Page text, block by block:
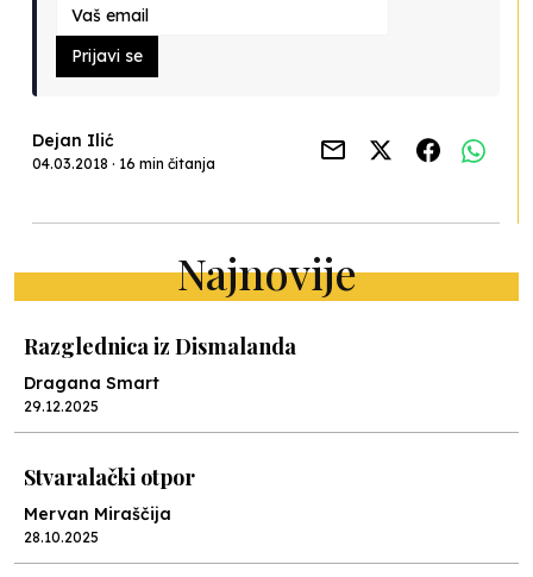
Prijavi se
Dejan Ilić
04.03.2018 · 16 min čitanja
Najnovije
Razglednica iz Dismalanda
Dragana Smart
29.12.2025
Stvaralački otpor
Mervan Miraščija
28.10.2025